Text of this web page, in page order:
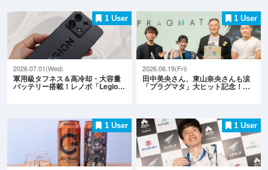
1 User
2026.07.01(Wed)
軍用級タフネス＆高冷却・大容量
バッテリー搭載！レノボ「Legio…
1 User
2026.06.19(Fri)
田中美央さん、東山奈央さんも涙
「プラグマタ」大ヒット記念！…
1 User 1 User